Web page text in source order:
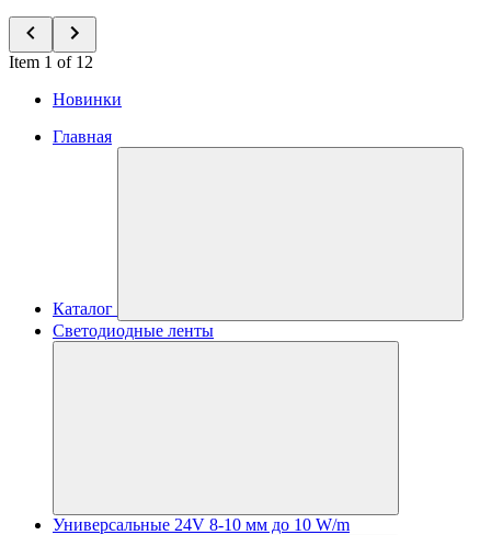
Item 1 of 12
Новинки
Главная
Каталог
Светодиодные ленты
Универсальные 24V 8-10 мм до 10 W/m